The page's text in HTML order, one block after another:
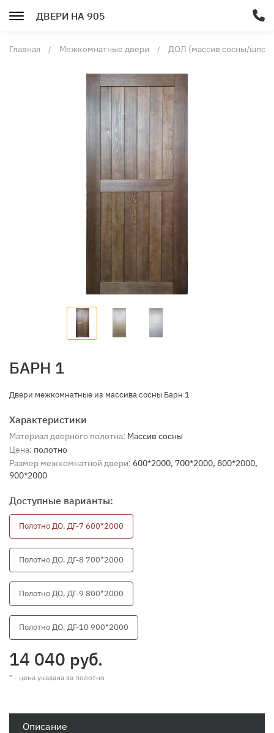
ДВЕРИ НА 905
Главная Межкомнатные двери ДОЛ (массив сосны/шпон
БАРН 1
​Двери межкомнатные из массива сосны Барн 1
Характеристики
Материал дверного полотна: Массив сосны
Цена: полотно
Размер межкомнатной двери: 600*2000, 700*2000, 800*2000,
900*2000
Доступные варианты:
Полотно ДО, ДГ-7 600*2000
Полотно ДО, ДГ-8 700*2000
Полотно ДО, ДГ-9 800*2000
Полотно ДО, ДГ-10 900*2000
14 040 руб.
* - цена указана за полотно
Описание